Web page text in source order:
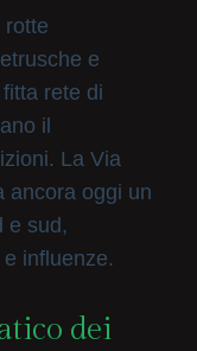
rotte
e
rete di
il
La Via
ancora oggi un
e sud,
influenze.
dei